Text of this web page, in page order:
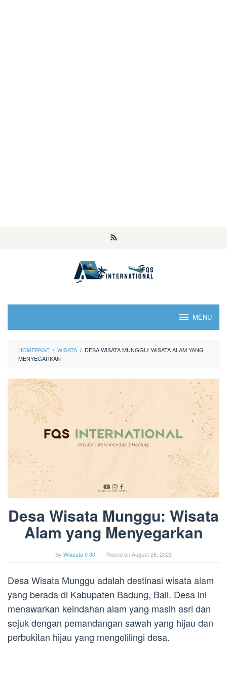
MENU
HOMEPAGE / WISATA / DESA WISATA MUNGGU: WISATA ALAM YANG
MENYEGARKAN
Desa Wisata Munggu: Wisata
Alam yang Menyegarkan
By Wiasata 0 30 Posted onAugust 26, 2023
Desa Wisata Munggu adalah destinasi wisata alam
yang berada di Kabupaten Badung, Bali. Desa ini
menawarkan keindahan alam yang masih asri dan
sejuk dengan pemandangan sawah yang hijau dan
perbukitan hijau yang mengelilingi desa.